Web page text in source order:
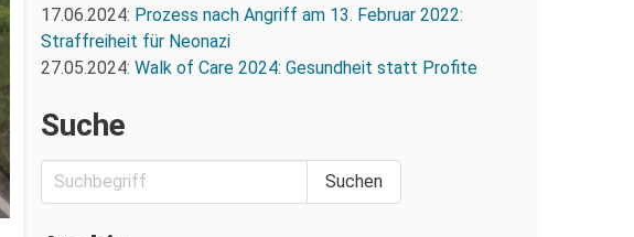
17.06.2024: Prozess nach Angriff am 13. Februar 2022:
Straffreiheit für Neonazi
27.05.2024: Walk of Care 2024: Gesundheit statt Profite
Suche